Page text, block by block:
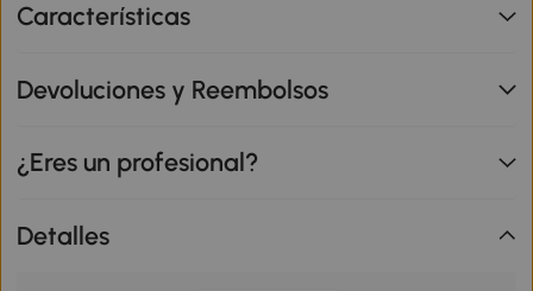
Características
Devoluciones y Reembolsos
¿Eres un profesional?
Detalles